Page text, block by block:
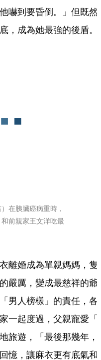
嚇到要昏倒。」但既然
，成為她最強的後盾。
在胰臟癌病重時，
前親家王文洋吃最
離婚成為單親媽媽，隻
嚴厲，變成最慈祥的爺
男人榜樣」的責任，各
一起度過，父親寵愛「
旅遊，「最後那幾年，
憶，讓麻衣更有底氣和